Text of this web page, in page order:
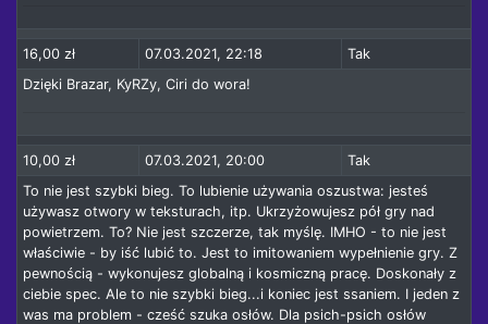
16,00 zł 07.03.2021, 22:18
Tak
Dzięki Brazar, KyRZy, Ciri do wora!
10,00 zł 07.03.2021, 20:00
Tak
To nie jest szybki bieg. To lubienie używania oszustwa: jesteś
używasz otwory w teksturach, itp. Ukrzyżowujesz pół gry nad
powietrzem. To? Nie jest szczerze, tak myślę. IMHO - to nie jest
właściwie - by iść lubić to. Jest to imitowaniem wypełnienie gry. Z
pewnością - wykonujesz globalną i kosmiczną pracę. Doskonały z
ciebie spec. Ale to nie szybki bieg...i koniec jest ssaniem. I jeden z
was ma problem - cześć szuka osłów. Dla psich-psich osłów